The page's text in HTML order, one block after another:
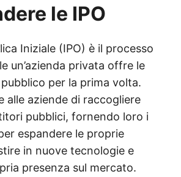
le IPO
Iniziale (IPO) è il processo
un’azienda privata offre le
per la prima volta.
alle aziende di raccogliere
pubblici, fornendo loro i
espandere le proprie
in nuove tecnologie e
presenza sul mercato.